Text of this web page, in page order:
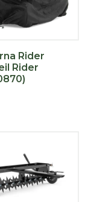
Rider
Rider